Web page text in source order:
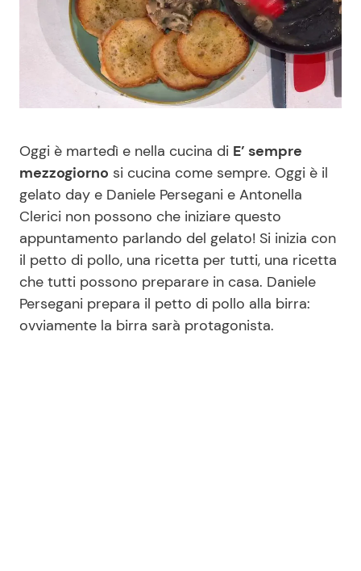
News Spettacolo
Benessere
Casa
Moda e Style
Mondo Mamma
News benessere
Salute
Viaggi e Turismo
Cucina e Ricette
Consigli di Cucina
Dolci
Le Ricette in TV
Primi Piatti
Ricette Facili e Veloci
Ricette Feste
Oggi è martedì e nella cucina di E’ sempre
mezzogiorno si cucina come sempre. Oggi è il
gelato day e Daniele Persegani e Antonella
Clerici non possono che iniziare questo
appuntamento parlando del gelato! Si inizia con
il petto di pollo, una ricetta per tutti, una ricetta
che tutti possono preparare in casa. Daniele
Persegani prepara il petto di pollo alla birra:
ovviamente la birra sarà protagonista.